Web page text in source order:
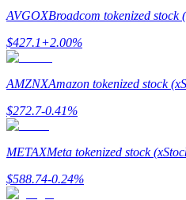
Гид
Руководство для
AVGOXBroadcom tokenized stock
$427.1+2.00%
AMZNXAmazon tokenized stock
$272.7-0.41%
METAXMeta tokenized stock
$588.74-0.24%